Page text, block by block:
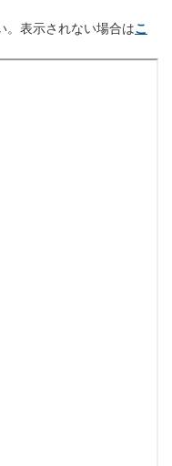
。表示されない場合はこ